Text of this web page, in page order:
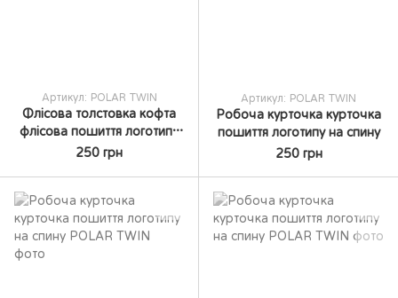
Артикул: POLAR TWIN
Флісова толстовка кофта
флісова пошиття логотипу
на спину
250 грн
Артикул: POLAR TWIN
Робоча курточка курточка
пошиття логотипу на спину
250 грн